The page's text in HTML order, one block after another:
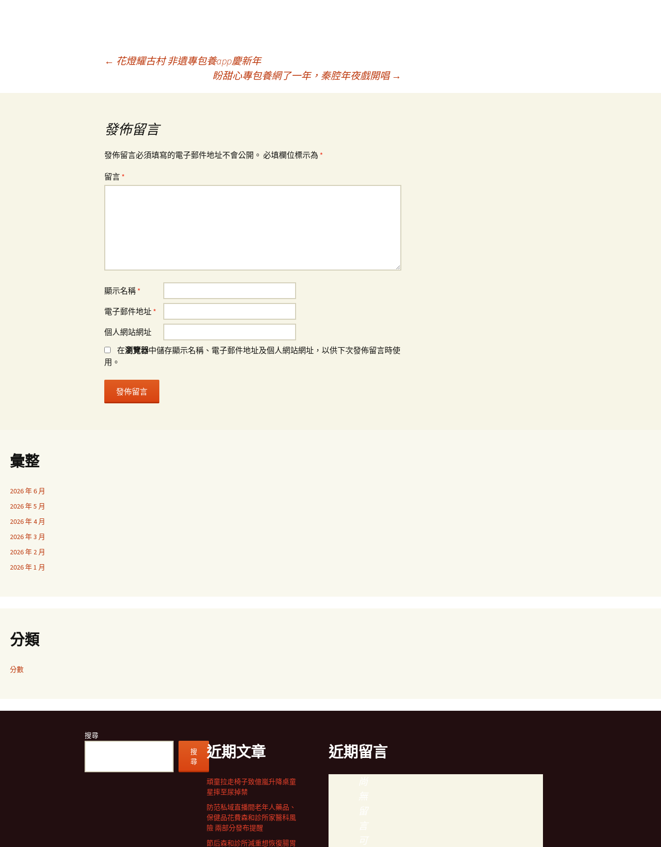
章
← 花燈耀古村 非遺專包養app慶新年
盼甜心專包養網了一年，秦腔年夜戲開唱 →
發佈留言
發佈留言必須填寫的電子郵件地址不會公開。 必填欄位標示為 *
留言 *
顯示名稱 *
電子郵件地址 *
個人網站網址
在瀏覽器中儲存顯示名稱、電子郵件地址及個人網站網址，以供下次發佈留言時使
用。
彙整
2026 年 6 月
2026 年 5 月
2026 年 4 月
2026 年 3 月
2026 年 2 月
2026 年 1 月
分類
分數
搜尋
搜
尋
近期文章
頑童拉走椅子致億嵐升降桌童
星摔至尿掉禁
防范私域直播間老年人藥品、
保健品花費森和診所家醫科風
險 兩部分發布提醒
節后森和診所減重想恢復腸胃
近期留言
尚
無
留
言
可